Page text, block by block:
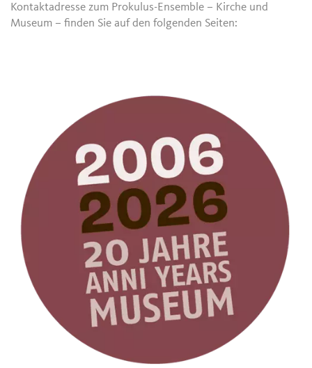
Kontaktadresse zum Prokulus-Ensemble – Kirche und
Museum – finden Sie auf den folgenden Seiten: